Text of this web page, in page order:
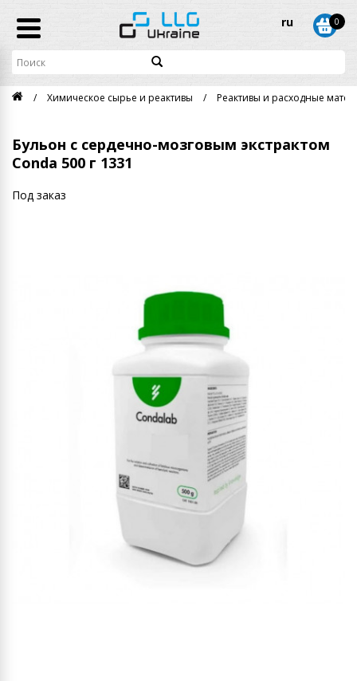
ru 0
Химическое сырье и реактивы Реактивы и расходные
Бульон с сердечно-мозговым экстрактом
Conda 500 г 1331
Под заказ